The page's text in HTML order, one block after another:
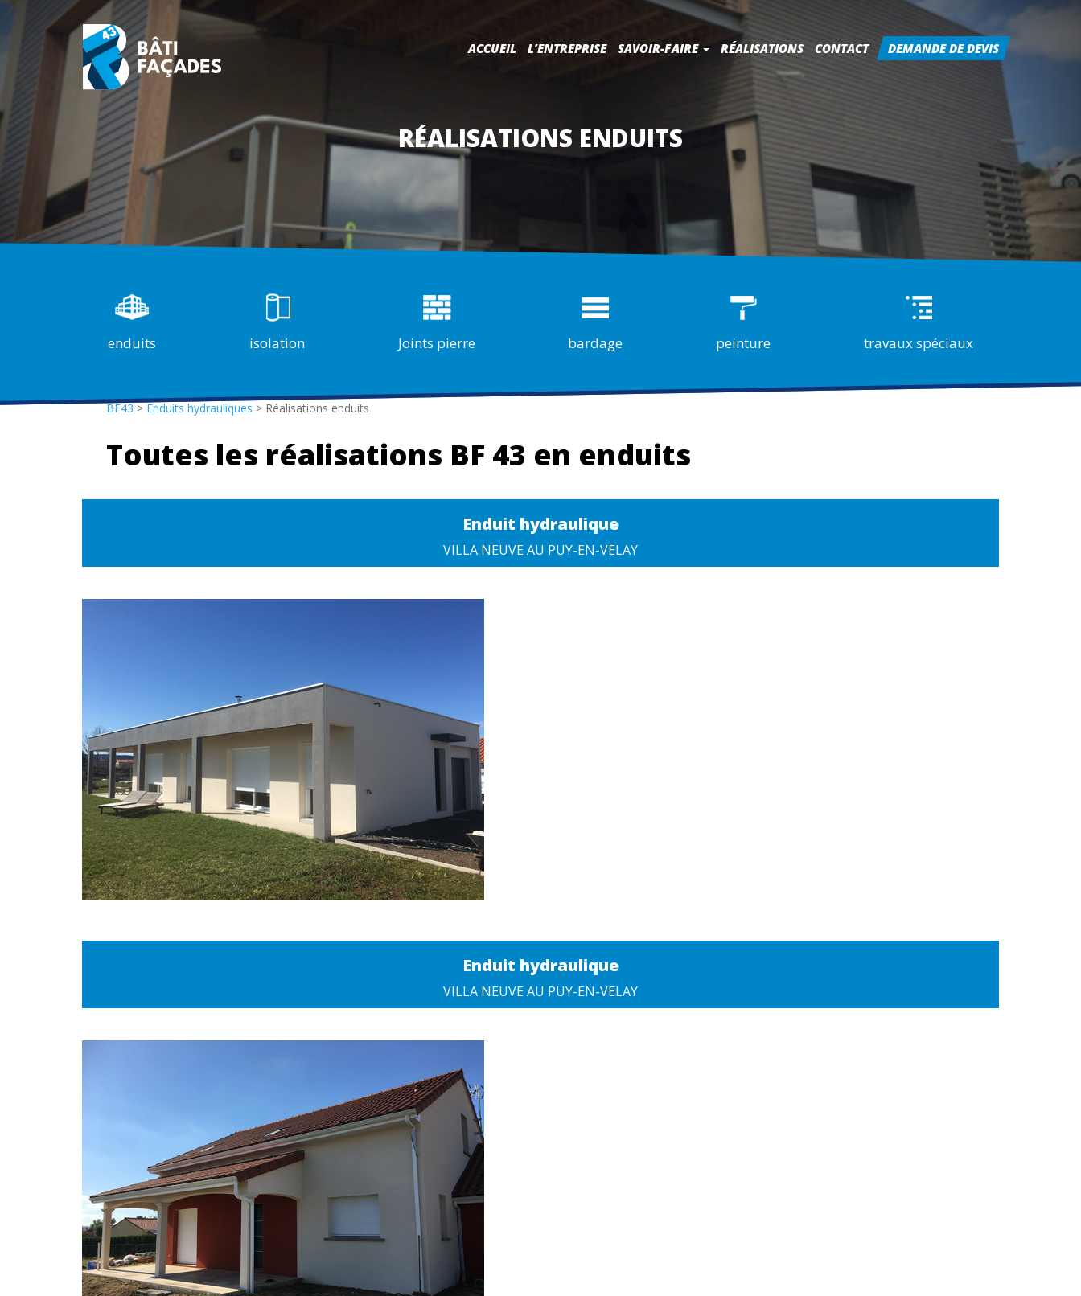
ACCUEIL L’ENTREPRISE SAVOIR-FAIRE RÉALISATIONS CONTACT DEMANDE DE DEVIS
RÉALISATIONS ENDUITS
enduits isolation Joints pierre bardage peinture travaux spéciaux
BF43 > Enduits hydrauliques > Réalisations enduits
Toutes les réalisations BF 43 en enduits
Enduit hydraulique
VILLA NEUVE AU PUY-EN-VELAY
Enduit hydraulique
VILLA NEUVE AU PUY-EN-VELAY